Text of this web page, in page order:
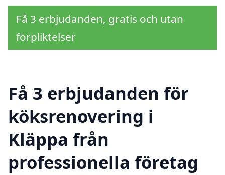
Få 3 erbjudanden, gratis och utan
förpliktelser
Få 3 erbjudanden för
köksrenovering i
Kläppa från
professionella företag